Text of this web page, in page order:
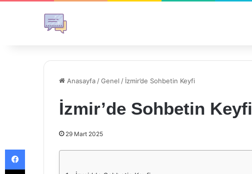
Anasayfa /Genel / İzmir’de Sohbetin Keyfi
İzmir’de Sohbetin Keyfi
29 Mart 2025
Facebook
X